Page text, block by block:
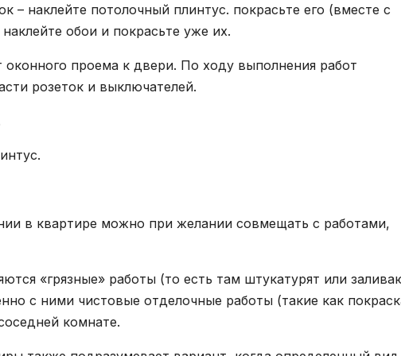
– наклейте потолочный плинтус. покрасьте его (вместе с
обои и покрасьте уже их.
оконного проема к двери. По ходу выполнения работ
розеток и выключателей.
в квартире можно при желании совмещать с работами,
«грязные» работы (то есть там штукатурят или
с ними чистовые отделочные работы (такие как
комнате.